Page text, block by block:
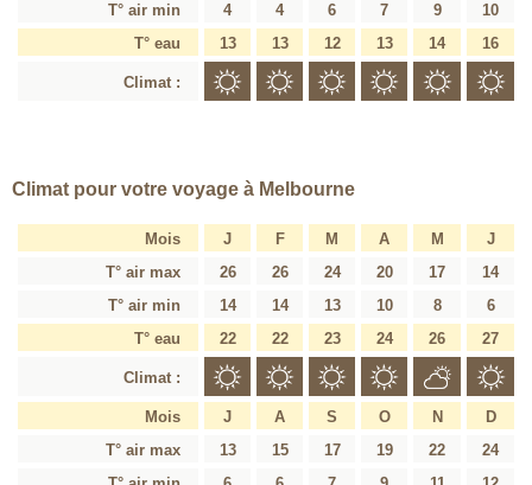
T° air min
4 4 6 7 9
10
T° eau
13 13 12 13 14 16
Climat :
Climat pour votre voyage à Melbourne
Mois J F M A M
J
T° air max
26 26 24 20 17
14
T° air min
14 14 13 10 8
6
T° eau
22 22 23 24 26 27
Climat :
Mois J A S O N
D
T° air max
13 15 17 19 22
24